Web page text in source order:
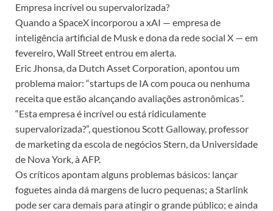
Empresa incrível ou supervalorizada?
Quando a SpaceX incorporou a xAI — empresa de
inteligência artificial de Musk e dona da rede social X — em
fevereiro, Wall Street entrou em alerta.
Eric Jhonsa, da Dutch Asset Corporation, apontou um
problema maior: “startups de IA com pouca ou nenhuma
receita que estão alcançando avaliações astronômicas”.
“Esta empresa é incrível ou está ridiculamente
supervalorizada?”, questionou Scott Galloway, professor
de marketing da escola de negócios Stern, da Universidade
de Nova York, à AFP.
Os críticos apontam alguns problemas básicos: lançar
foguetes ainda dá margens de lucro pequenas; a Starlink
pode ser cara demais para atingir o grande público; e ainda